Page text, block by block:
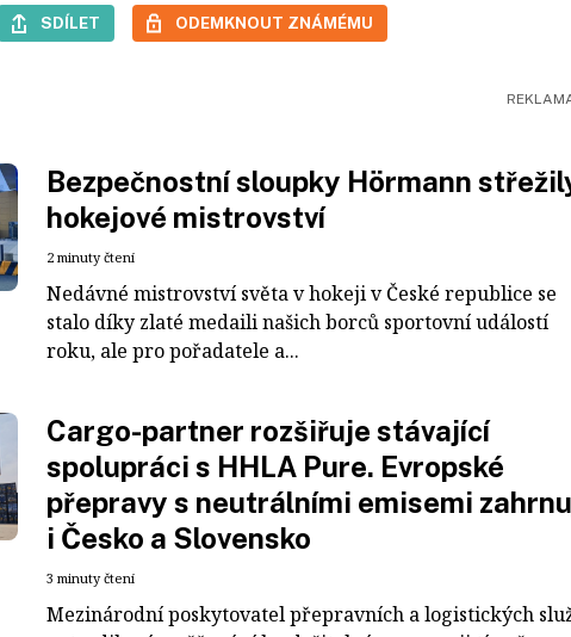
SDÍLET ODEMKNOUT ZNÁMÉMU
Bezpečnostní sloupky Hörmann
hokejové mistrovství
2 minuty čtení
Nedávné mistrovství světa v hokeji v České republice se
stalo díky zlaté medaili našich borců sportovní událostí
roku, ale pro pořadatele a...
Cargo-partner rozšiřuje stávající
spolupráci s HHLA Pure. Evropské
přepravy s neutrálními emisemi
i Česko a Slovensko
3 minuty čtení
Mezinárodní poskytovatel přepravních a logistických